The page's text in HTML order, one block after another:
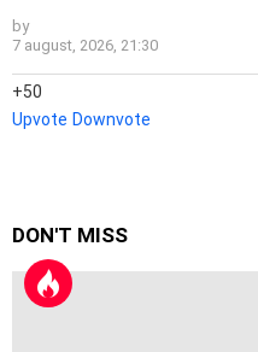
by
7 august, 2026, 21:30
50
Upvote Downvote
DON'T MISS